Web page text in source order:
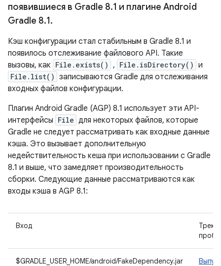
появившиеся в Gradle 8.1 и плагине Android
Gradle 8.1.
Кэш конфигурации стал стабильным в Gradle 8.1 и
появилось отслеживание файлового API. Такие
вызовы, как File.exists() , File.isDirectory() и
File.list() записываются Gradle для отслеживания
входных файлов конфигурации.
Плагин Android Gradle (AGP) 8.1 использует эти API-
интерфейсы File для некоторых файлов, которые
Gradle не следует рассматривать как входные данные
кэша. Это вызывает дополнительную
недействительность кеша при использовании с Gradle
8.1 и выше, что замедляет производительность
сборки. Следующие данные рассматриваются как
входы кэша в AGP 8.1:
Вход
$GRADLE_USER_HOME/android/FakeDependency.jar